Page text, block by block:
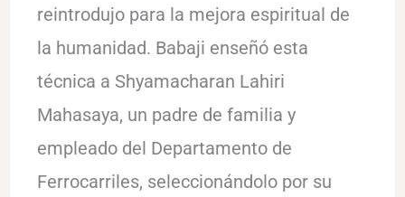
reintrodujo para la mejora espiritual de
la humanidad. Babaji enseñó esta
técnica a Shyamacharan Lahiri
Mahasaya, un padre de familia y
empleado del Departamento de
Ferrocarriles, seleccionándolo por su